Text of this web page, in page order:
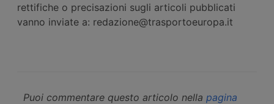
rettifiche o precisazioni sugli articoli pubblicati
vanno inviate a: redazione@trasportoeuropa.it
Puoi commentare questo articolo nella pagina